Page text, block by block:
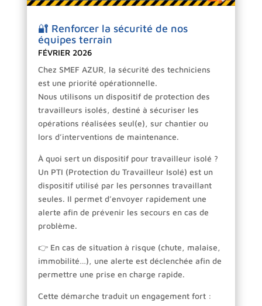
🔐 Renforcer la sécurité de nos
équipes terrain
FÉVRIER 2026
Chez SMEF AZUR, la sécurité des techniciens
est une priorité opérationnelle.
Nous utilisons un dispositif de protection des
travailleurs isolés, destiné à sécuriser les
opérations réalisées seul(e), sur chantier ou
lors d’interventions de maintenance.
À quoi sert un dispositif pour travailleur isolé ?
Un PTI (Protection du Travailleur Isolé) est un
dispositif utilisé par les personnes travaillant
seules. Il permet d’envoyer rapidement une
alerte afin de prévenir les secours en cas de
problème.
👉 En cas de situation à risque (chute, malaise,
immobilité…), une alerte est déclenchée afin de
permettre une prise en charge rapide.
Cette démarche traduit un engagement fort :